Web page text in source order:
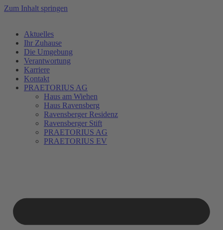
Zum Inhalt springen
Aktuelles
Ihr Zuhause
Die Umgebung
Verantwortung
Karriere
Kontakt
PRAETORIUS AG
Haus am Wiehen
Haus Ravensberg
Ravensberger Residenz
Ravensberger Stift
PRAETORIUS AG
PRAETORIUS EV